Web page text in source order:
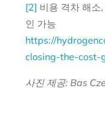
[2] 비용 격차 해
인 가능
https://
closing-the-cost-
사진 제공: Bas